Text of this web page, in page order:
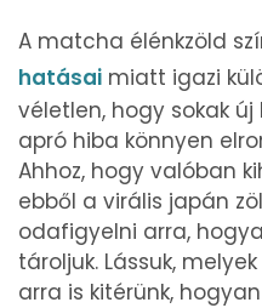
A matcha élénkzöld
hatásai miatt igazi
véletlen, hogy sokak
apró hiba könnyen
Ahhoz, hogy valóban
ebből a virális japán
odafigyelni arra,
tároljuk. Lássuk,
arra is kitérünk,